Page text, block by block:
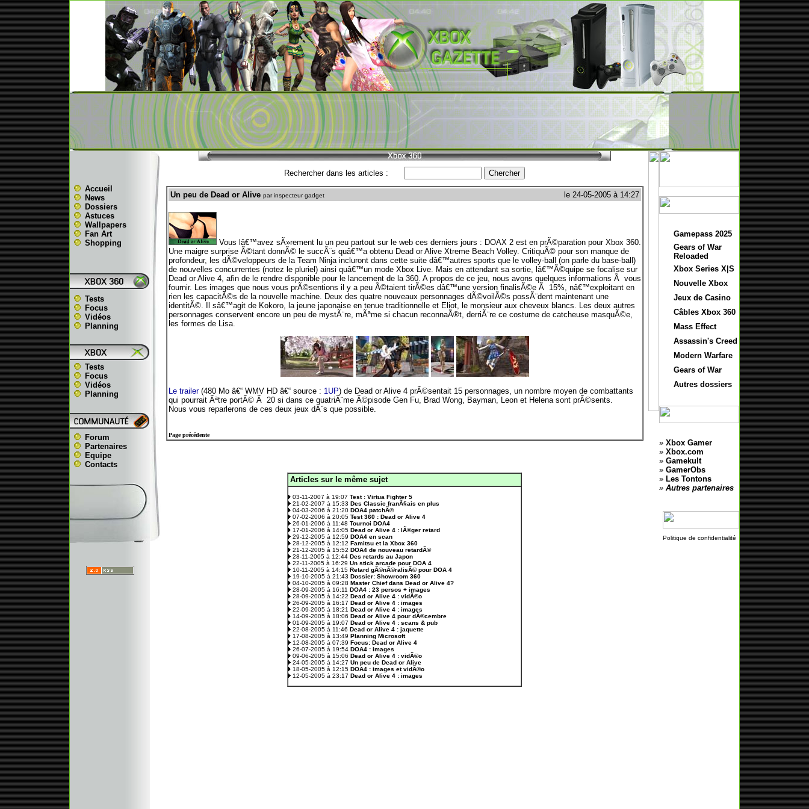
Accueil
News
Dossiers
Astuces
Wallpapers
Fan Art
Shopping
Tests
Focus
Vidéos
Planning
Tests
Focus
Vidéos
Planning
Forum
Partenaires
Equipe
Contacts
Rechercher dans les articles :
Un peu de Dead or Alive par inspecteur gadget le 24-05-2005 à 14:27
Vous lâ€™avez sÃ»rement lu un peu partout sur le web ces derniers jours : DOAX 2 est en prÃ©paration pour Xbox 360.
Une maigre surprise Ã©tant donnÃ© le succÃ¨s quâ€™a obtenu Dead or Alive Xtreme Beach Volley. CritiquÃ© pour son manque de
profondeur, les dÃ©veloppeurs de la Team Ninja incluront dans cette suite dâ€™autres sports que le volley-ball (on parle du base-ball)
de nouvelles concurrentes (notez le pluriel) ainsi quâ€™un mode Xbox Live. Mais en attendant sa sortie, lâ€™Ã©quipe se focalise sur
Dead or Alive 4, afin de le rendre disponible pour le lancement de la 360. A propos de ce jeu, nous avons quelques informations Ã vous
fournir. Les images que nous vous prÃ©sentions il y a peu Ã©taient tirÃ©es dâ€™une version finalisÃ©e Ã 15%, nâ€™exploitant en
rien les capacitÃ©s de la nouvelle machine. Deux des quatre nouveaux personnages dÃ©voilÃ©s possÃ¨dent maintenant une
identitÃ©. Il sâ€™agit de Kokoro, la jeune japonaise en tenue traditionnelle et Eliot, le monsieur aux cheveux blancs. Les deux autres
personnages conservent encore un peu de mystÃ¨re, mÃªme si chacun reconnaÃ®t, derriÃ¨re ce costume de catcheuse masquÃ©e,
les formes de Lisa.
Le trailer(480 Mo â€“ WMV HD â€“ source : 1UP) de Dead or Alive 4 prÃ©sentait 15 personnages, un nombre moyen de combattants
qui pourrait Ãªtre portÃ© Ã 20 si dans ce quatriÃ¨me Ã©pisode Gen Fu, Brad Wong, Bayman, Leon et Helena sont prÃ©sents.
Nous vous reparlerons de ces deux jeux dÃ¨s que possible.
Page précédente
Articles sur le même sujet
03-11-2007 à 19:07 Test : Virtua Fighter 5
21-02-2007 à 15:33 Des Classic franÃ§ais en plus
04-03-2006 à 21:20 DOA4 patchÃ©
07-02-2006 à 20:05 Test 360 : Dead or Alive 4
26-01-2006 à 11:48 Tournoi DOA4
17-01-2006 à 14:05 Dead or Alive 4 : lÃ©ger retard
29-12-2005 à 12:59 DOA4 en scan
28-12-2005 à 12:12 Famitsu et la Xbox 360
21-12-2005 à 15:52 DOA4 de nouveau retardÃ©
28-11-2005 à 12:44 Des retards au Japon
22-11-2005 à 16:29 Un stick arcade pour DOA 4
10-11-2005 à 14:15 Retard gÃ©nÃ©ralisÃ© pour DOA 4
19-10-2005 à 21:43 Dossier: Showroom 360
04-10-2005 à 09:28 Master Chief dans Dead or Alive 4?
28-09-2005 à 16:11 DOA4 : 23 persos + images
28-09-2005 à 14:22 Dead or Alive 4 : vidÃ©o
26-09-2005 à 16:17 Dead or Alive 4 : images
22-09-2005 à 18:21 Dead or Alive 4 : images
14-09-2005 à 18:06 Dead or Alive 4 pour dÃ©cembre
01-09-2005 à 19:07 Dead or Alive 4 : scans & pub
22-08-2005 à 11:46 Dead or Alive 4 : jaquette
17-08-2005 à 13:49 Planning Microsoft
12-08-2005 à 07:39 Focus: Dead or Alive 4
26-07-2005 à 19:54 DOA4 : images
09-06-2005 à 15:06 Dead or Alive 4 : vidÃ©o
24-05-2005 à 14:27 Un peu de Dead or Alive
18-05-2005 à 12:15 DOA4 : images et vidÃ©o
12-05-2005 à 23:17 Dead or Alive 4 : images
Gamepass 2025
Gears of War
Reloaded
Xbox Series X|S
Nouvelle Xbox
Jeux de Casino
Câbles Xbox 360
Mass Effect
Assassin's Creed
Modern Warfare
Gears of War
Autres dossiers
» Xbox Gamer
» Xbox.com
» Gamekult
» GamerObs
» Les Tontons
» Autres partenaires
Politique de confidentialité